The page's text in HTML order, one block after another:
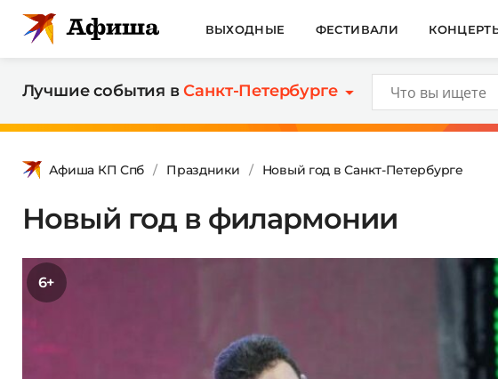
ВЫХОДНЫЕ ФЕСТИВАЛИ
Лучшие события вСанкт-Петербурге
Афиша КП Спб Праздники Новый год в Санкт-Петербурге
Новый год в филармонии
6+